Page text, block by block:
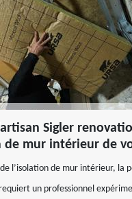
Sigler
de mur intérieur de
l’isolation de mur intérieur, la
un professionnel